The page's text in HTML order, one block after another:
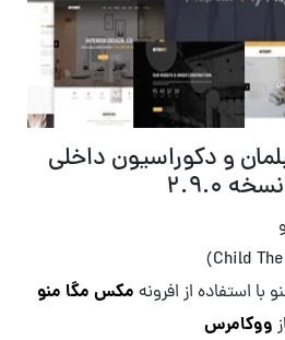
و دکوراسیون داخلی
استفاده از افرونه مکس مگا منو
ووکامرس